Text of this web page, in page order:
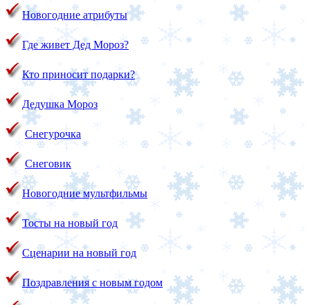
Новогодние атрибуты
Где живет Дед Мороз?
Кто приносит подарки?
Дедушка Мороз
Снегурочка
Снеговик
Новогодние мультфильмы
Тосты на новый год
Сценарии на новый год
Поздравления с новым годом